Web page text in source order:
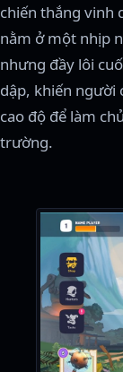
chiến thắng vinh
nằm ở một nhịp
nhưng đầy lôi
dập, khiến
cao độ để làm
trường.